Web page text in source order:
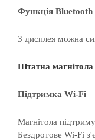
Функція Bluetooth
З дисплея можна
Штатна магнітола
Підтримка Wi-Fi
Магнітола
Бездротове Wi-Fi